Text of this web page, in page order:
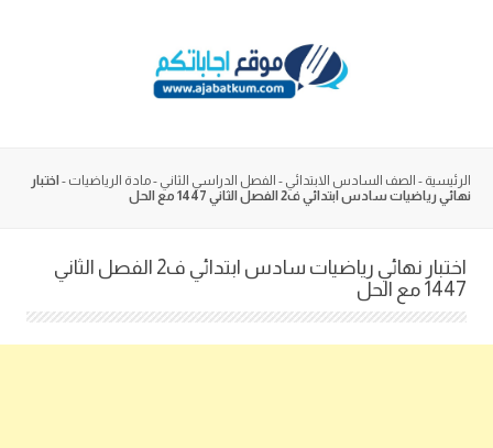
الرئيسية - الصف السادس الابتدائي - الفصل الدراسي الثاني -مادة الرياضيات - اختبار
نهائي رياضيات سادس ابتدائي ف2 الفصل الثاني 1447 مع الحل
اختبار نهائي رياضيات سادس ابتدائي ف2 الفصل الثاني
1447 مع الحل